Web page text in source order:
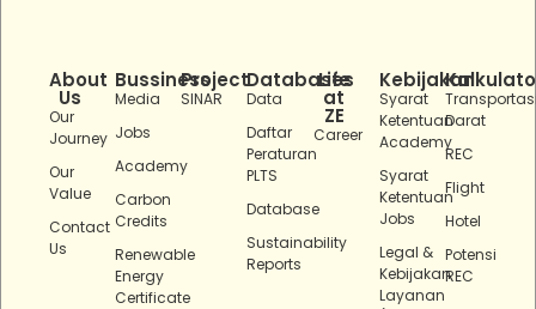
About
Us
Our
Journey
Our
Value
Contact
Us
Bussiness
Media
Jobs
Academy
Carbon
Credits
Renewable
Energy
Certificate
Project
SINAR
Databases
Data
Daftar
Peraturan
PLTS
Database
Sustainability
Reports
Life
at
ZE
Career
Kebijakan
Syarat
Ketentuan
Academy
Syarat
Ketentuan
Jobs
Legal &
Kebijakan
Layanan
Darat
REC
Flight
Hotel
Potensi
REC